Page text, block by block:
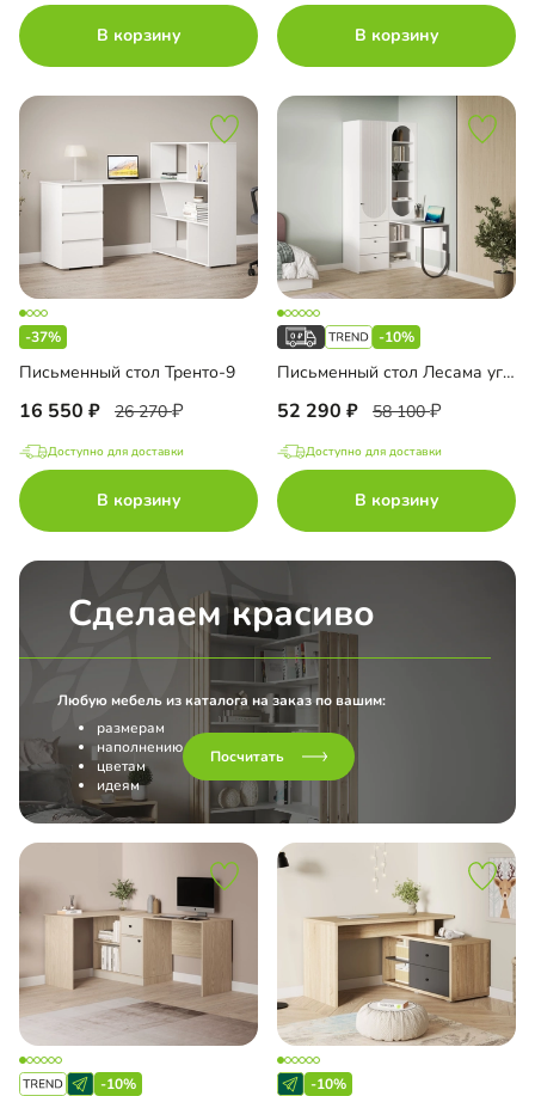
В корзину В корзину
-37%
Письменный стол Тренто-9
16 550 26 270
Доступно для доставки
В корзину
-10%
Письменный стол Лесама угловой
52 290 58 100
Доступно для доставки
В корзину
Сделаем красиво
Любую мебель из каталога на заказ по вашим:
размерам
наполнению
цветам
идеям
Посчитать
-10% -10%